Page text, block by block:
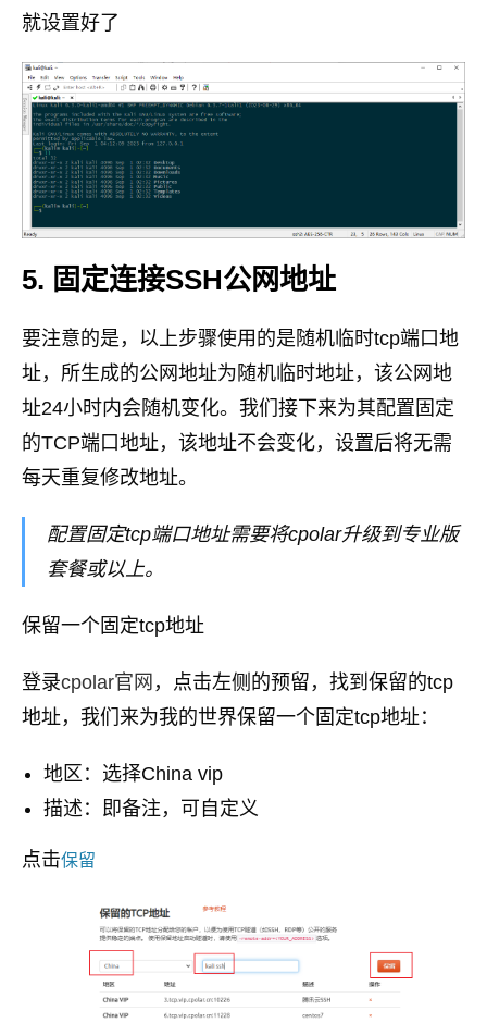
就设置好了
5. 固定连接SSH公网地址
要注意的是，以上步骤使用的是随机临时tcp端口地
址，所生成的公网地址为随机临时地址，该公网地
址24小时内会随机变化。我们接下来为其配置固定
的TCP端口地址，该地址不会变化，设置后将无需
每天重复修改地址。
配置固定tcp端口地址需要将cpolar升级到专业版
套餐或以上。
保留一个固定tcp地址
登录cpolar官网 ，点击左侧的预留，找到保留的tcp
地址，我们来为我的世界保留一个固定tcp地址：
地区：选择China vip
描述：即备注，可自定义
点击保留